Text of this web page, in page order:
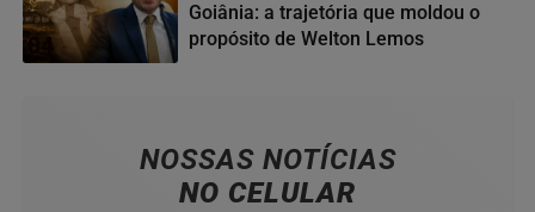
04
Goiânia: a trajetória que moldou o
propósito de Welton Lemos
NOSSAS NOTÍCIAS
NO CELULAR